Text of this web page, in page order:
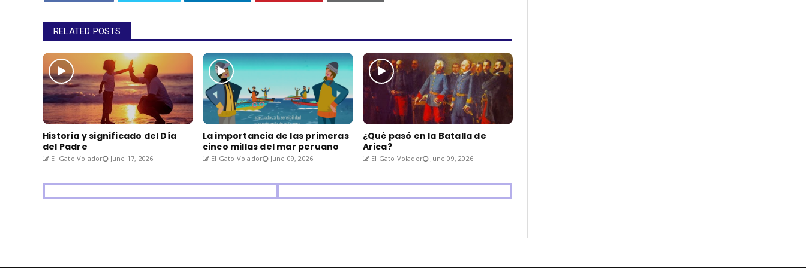
RELATED POSTS
Historia y significado del Día
del Padre
El Gato Volador June 17, 2026
La importancia de las primeras
cinco millas del mar peruano
El Gato Volador June 09, 2026
¿Qué pasó en la Batalla de
Arica?
El Gato Volador June 09, 2026